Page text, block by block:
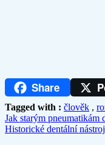
Share
Tagged with : člověk ,
Jak starým pneumatikám
Historické dentální